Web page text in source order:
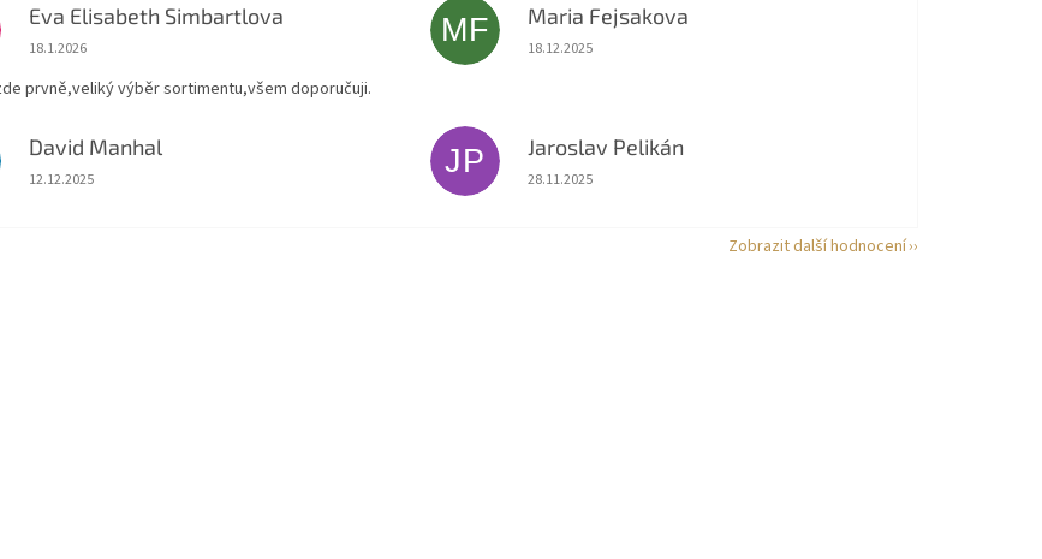
Eva Elisabeth Simbartlova
Hodnocení obchodu je 5 z 5 hvězdiček.
18.1.2026
prvně,veliký výběr sortimentu,všem doporučuji.
MF Maria Fejsakova
Hodnocení obchodu je 5 z 5 hvězdiček.
18.12.2025
David Manhal
Hodnocení obchodu je 5 z 5 hvězdiček.
12.12.2025
JP Jaroslav Pelikán
Hodnocení obchodu je 5 z 5 hvězdiček.
28.11.2025
Zobrazit další hodnocení